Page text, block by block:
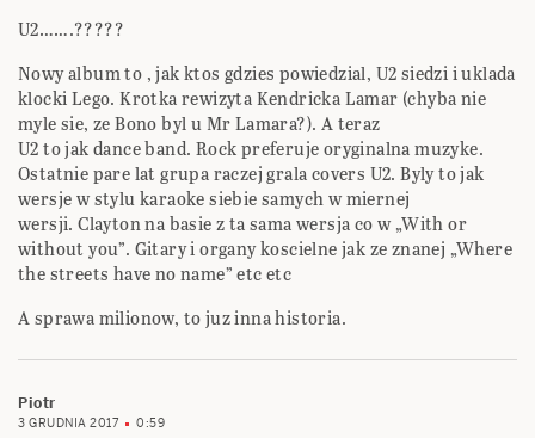
U2…….?????
Nowy album to , jak ktos gdzies powiedzial, U2 siedzi i uklada
klocki Lego. Krotka rewizyta Kendricka Lamar (chyba nie
myle sie, ze Bono byl u Mr Lamara?). A teraz
U2 to jak dance band. Rock preferuje oryginalna muzyke.
Ostatnie pare lat grupa raczej grala covers U2. Byly to jak
wersje w stylu karaoke siebie samych w miernej
wersji. Clayton na basie z ta sama wersja co w „With or
without you”. Gitary i organy koscielne jak ze znanej „Where
the streets have no name” etc etc
A sprawa milionow, to juz inna historia.
Piotr
3 GRUDNIA 2017 0:59